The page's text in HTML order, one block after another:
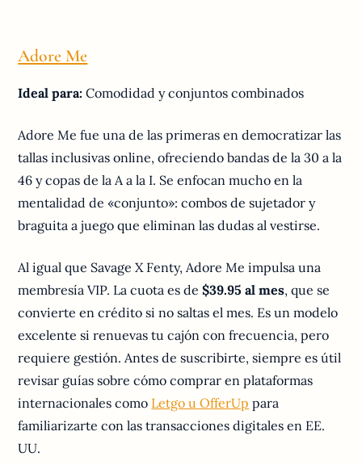
Adore Me
Ideal para: Comodidad y conjuntos combinados
Adore Me fue una de las primeras en democratizar las
tallas inclusivas online, ofreciendo bandas de la 30 a la
46 y copas de la A a la I. Se enfocan mucho en la
mentalidad de «conjunto»: combos de sujetador y
braguita a juego que eliminan las dudas al vestirse.
Al igual que Savage X Fenty, Adore Me impulsa una
membresía VIP. La cuota es de$39.95 al mes, que se
convierte en crédito si no saltas el mes. Es un modelo
excelente si renuevas tu cajón con frecuencia, pero
requiere gestión. Antes de suscribirte, siempre es útil
revisar guías sobre cómo comprar en plataformas
internacionales como Letgo u OfferUp para
familiarizarte con las transacciones digitales en EE.
UU.